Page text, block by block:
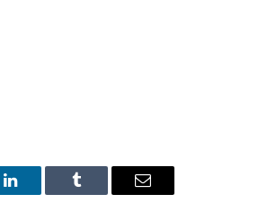
LinkedIn Tumblr Email